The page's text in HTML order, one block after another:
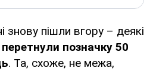
знову пішли вгору – деякі
перетнули позначку 50
. Та, схоже, не межа,